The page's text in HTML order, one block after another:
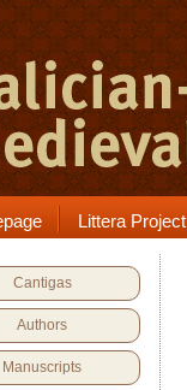
Littera Project
Cantigas
Authors
Manuscripts